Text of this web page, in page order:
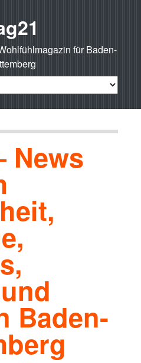
für Baden-
News
Baden-